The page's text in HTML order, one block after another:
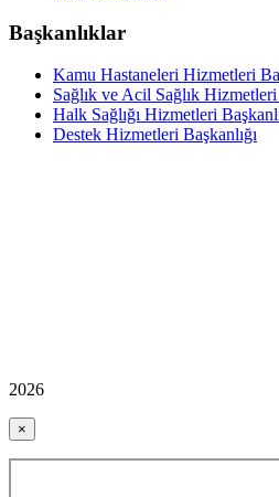
Başkanlıklar
Kamu Hastaneleri Hizmetleri
Sağlık ve Acil Sağlık Hizmetleri
Halk Sağlığı Hizmetleri
Destek Hizmetleri Başkanlığı
2026
×